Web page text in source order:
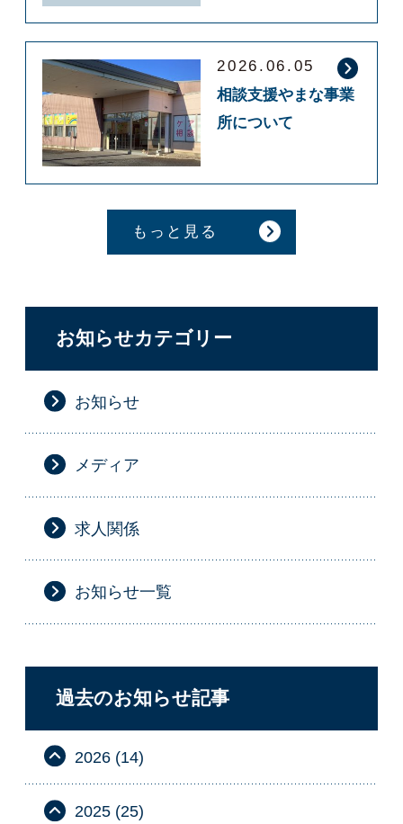
2026.06.05
相談支援やまな事業
所について
もっと見る
お知らせカテゴリー
お知らせ
メディア
求人関係
お知らせ一覧
過去のお知らせ記事
2026 (14)
2025 (25)